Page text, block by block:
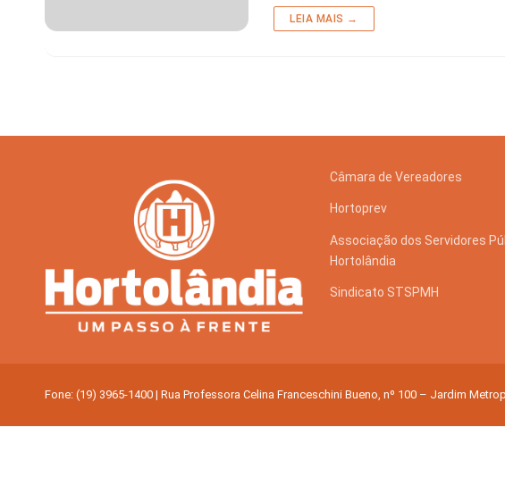
Desenvolvimento
Habitação
Inclusão e Desenvolvimento
Meio Ambiente,
Mobilidade Urbana
Saúde
Segurança Pública
Downloads
LEIA MAIS →
Câmara de Vereadores
Hortoprev
Associação dos Servidores
Hortolândia
Sindicato STSPMH
Fone: (19) 3965-1400 | Rua Professora Celina Franceschini Bueno, nº 100 – Jardim